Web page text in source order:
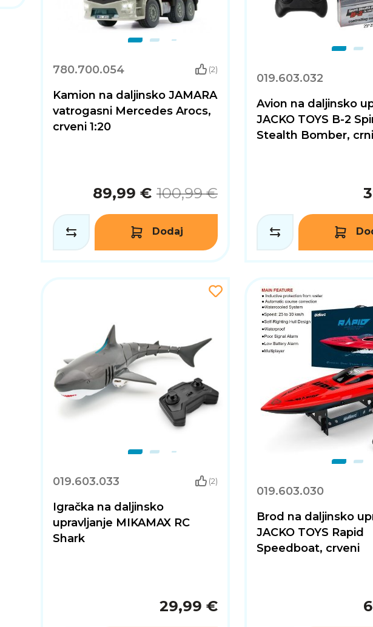
780.700.054 (2)
Kamion na daljinsko JAMARA
vatrogasni Mercedes Arocs,
crveni 1:20
89,99 € 100,99 €
Dodaj
019.603.032
Avion na daljinsko
JACKO TOYS B-2
Stealth Bomber, crni
019.603.033 (2)
Igračka na daljinsko
upravljanje MIKAMAX RC
Shark
29,99 €
019.603.030
Brod na daljinsko
JACKO TOYS Rapid
Speedboat, crveni